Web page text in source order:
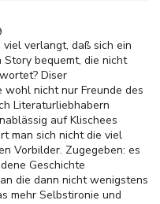
verlangt, daß sich ein
bequemt, die nicht
Diser
wohl nicht nur Freunde des
Literaturliebhabern
auf Klischees
man sich nicht die viel
Vorbilder. Zugegeben: es
Geschichte
die dann nicht wenigstens
mehr Selbstironie und